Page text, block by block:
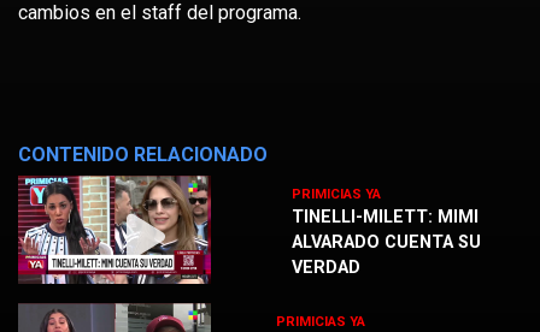
cambios en el staff del programa.
CONTENIDO RELACIONADO
PRIMICIAS YA
TINELLI-MILETT: MIMI
ALVARADO CUENTA SU
VERDAD
PRIMICIAS YA